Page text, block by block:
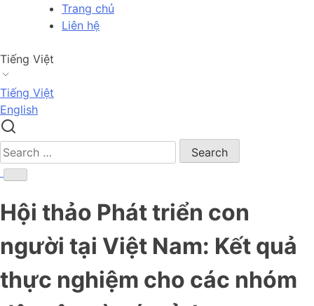
Trang chủ
Liên hệ
Tiếng Việt
Tiếng Việt
English
Search
for:
Hội thảo Phát triển con
người tại Việt Nam: Kết quả
thực nghiệm cho các nhóm